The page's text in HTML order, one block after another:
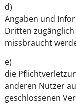
d)
Angaben und
Dritten
missbraucht
e)
die
anderen Nutzer
geschlossenen